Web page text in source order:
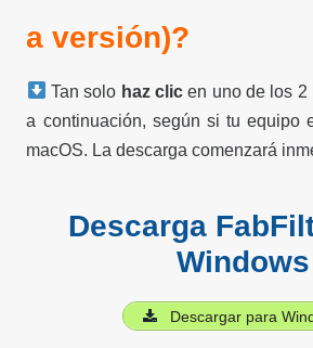
a versión)?
Tan solo haz clicen uno de los 2
a continuación, según si tu equipo
macOS. La descarga comenzará
Descarga
Windows
Descargar para